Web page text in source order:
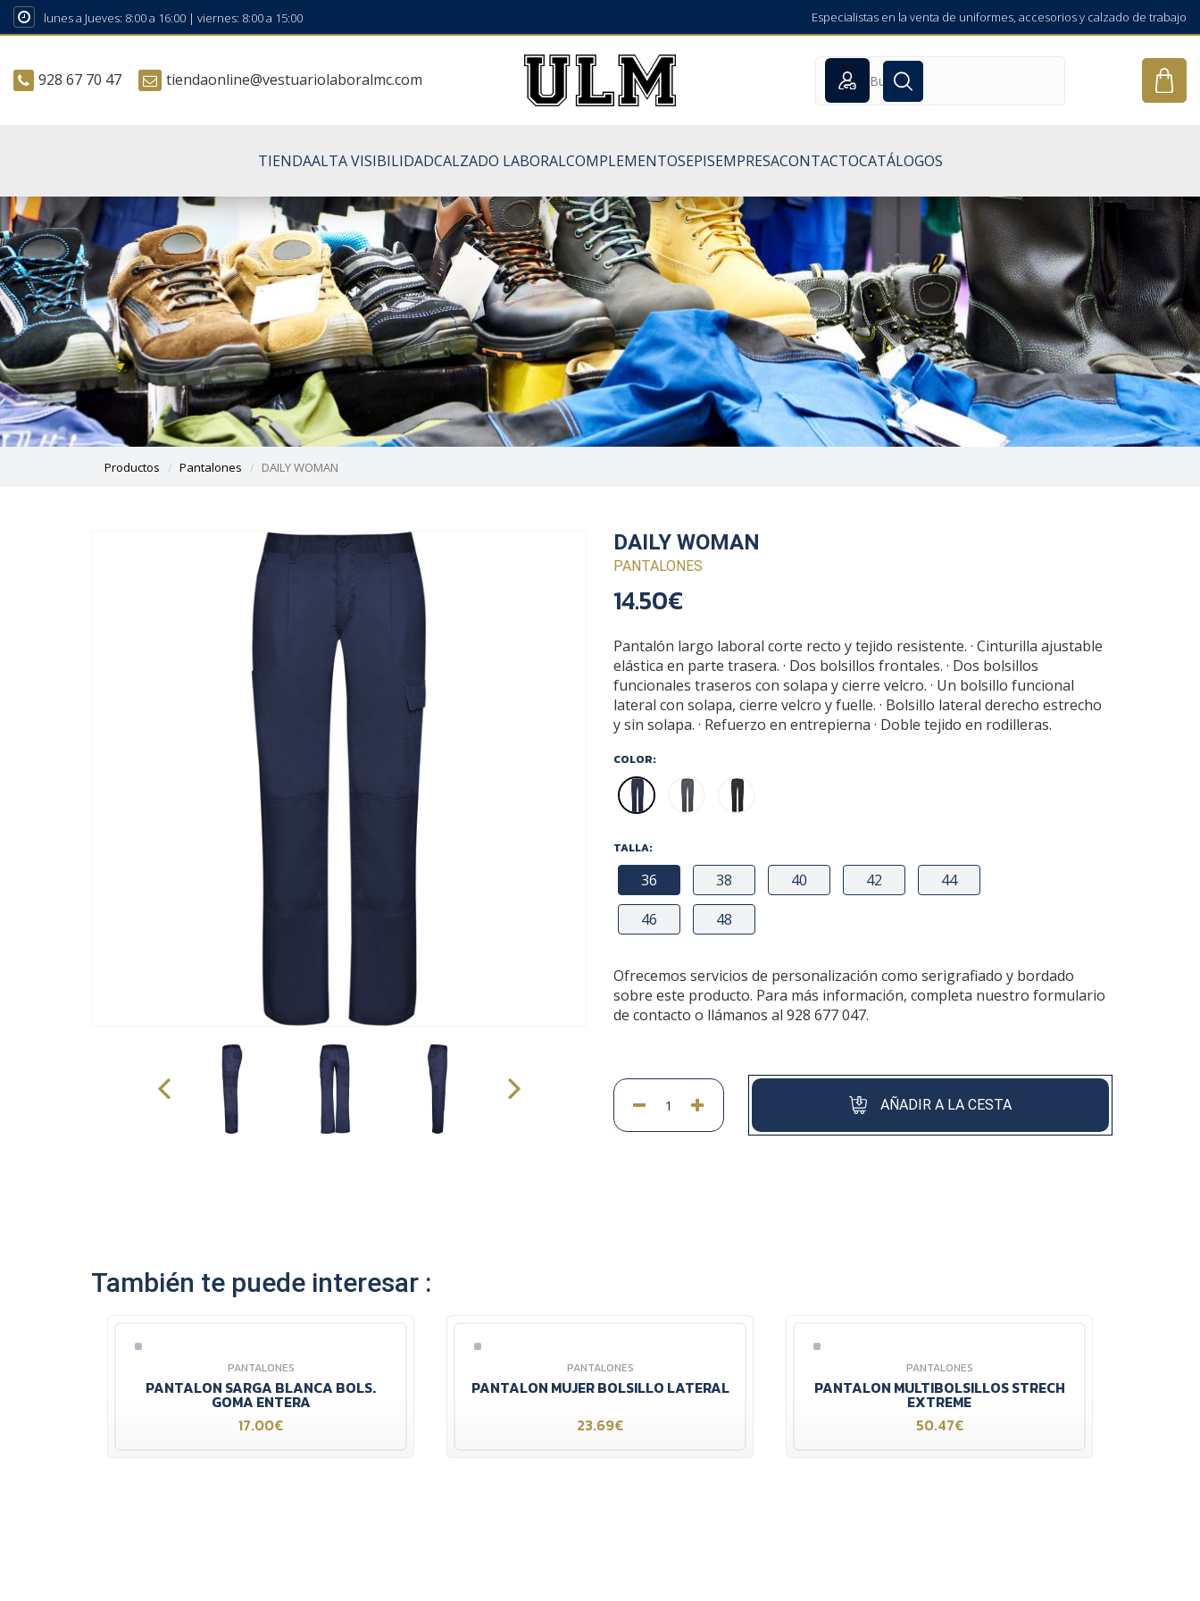
lunes a Jueves: 8:00 a 16:00 | viernes: 8:00 a 15:00 Especialistas en la venta de uniformes, accesorios y calzado de trabajo
928 67 70 47 tiendaonline@vestuariolaboralmc.com
TIENDAALTA VISIBILIDADCALZADO LABORALCOMPLEMENTOSEPISEMPRESACONTACTOCATÁLOGOS
Productos Pantalones DAILY WOMAN
DAILY WOMAN
PANTALONES
14.50€
Pantalón largo laboral corte recto y tejido resistente. · Cinturilla ajustable
elástica en parte trasera. · Dos bolsillos frontales. · Dos bolsillos
funcionales traseros con solapa y cierre velcro. · Un bolsillo funcional
lateral con solapa, cierre velcro y fuelle. · Bolsillo lateral derecho estrecho
y sin solapa. · Refuerzo en entrepierna · Doble tejido en rodilleras.
COLOR:
TALLA:
36 38 40 42
44
46
48
Ofrecemos servicios de personalización como serigrafiado y bordado
sobre este producto. Para más información, completa nuestro formulario
de contacto o llámanos al 928 677 047.
AÑADIR A LA CESTA
También te puede interesar :
PANTALONES
PANTALON SARGA BLANCA BOLS.
GOMA ENTERA
17.00€
PANTALONES
PANTALON MUJER BOLSILLO LATERAL
23.69€
PANTALONES
PANTALON MULTIBOLSILLOS STRECH
EXTREME
50.47€